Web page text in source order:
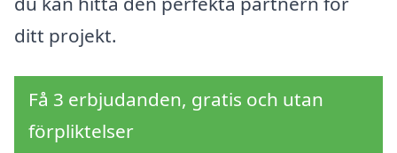
ditt projekt.
Få 3 erbjudanden, gratis och utan
förpliktelser